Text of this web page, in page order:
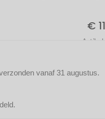
€
Op
vanaf 31 augustus.